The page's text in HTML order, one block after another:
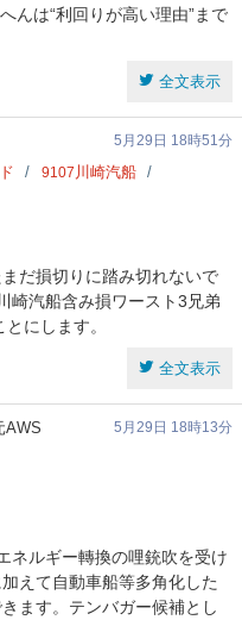
んは“利回りが高い理由”まで
全文表示
5月29日 18時51分
9107 川崎汽船
だ損切りに踏み切れないで
崎汽船含み損ワースト3兄弟
にします。
全文表示
AWS 5月29日 18時13分
ネルギー轉換の哩銃吹を受け
えて自動車船等多角化した
ます。テンバガー候補とし